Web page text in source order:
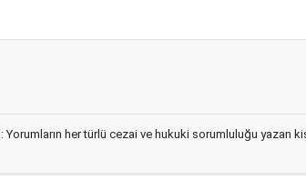
Yorumların her türlü cezai ve hukuki sorumluluğu yazan